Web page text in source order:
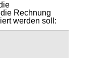
Rechnung
werden soll: